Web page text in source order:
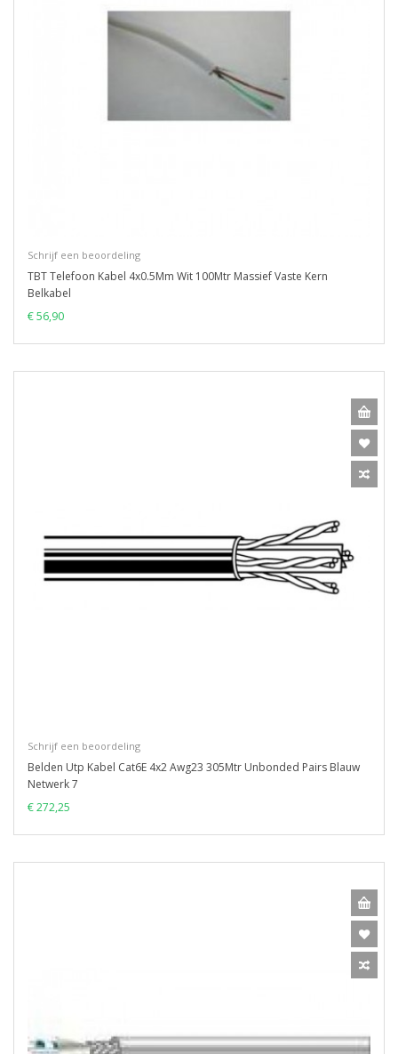
Schrijf een beoordeling
TBT Telefoon Kabel 4x0.5Mm Wit 100Mtr Massief Vaste Kern
Belkabel
€ 56,90
Schrijf een beoordeling
Belden Utp Kabel Cat6E 4x2 Awg23 305Mtr Unbonded Pairs Blauw
Netwerk 7
€ 272,25